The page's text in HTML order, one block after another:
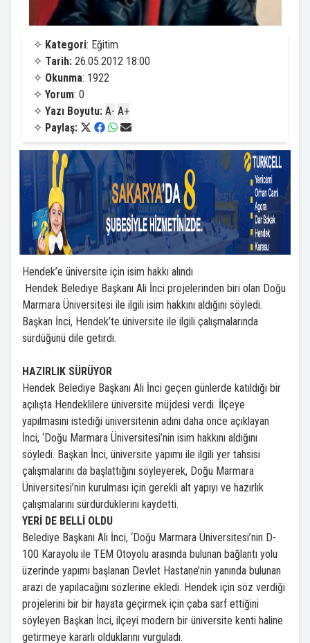
✧ Kategori: Eğitim
✧ Tarih: 26.05.2012 18:00
✧ Okunma: 1922
✧ Yorum: 0
✧ Yazı Boyutu: A- A+
✧ Paylaş:
Hendek’e üniversite için isim hakkı alındı
Hendek Belediye Başkanı Ali İnci projelerinden biri olan Doğu
Marmara Üniversitesi ile ilgili isim hakkını aldığını söyledi.
Başkan İnci, Hendek’te üniversite ile ilgili çalışmalarında
sürdüğünü dile getirdi.
HAZIRLIK SÜRÜYOR
Hendek Belediye Başkanı Ali İnci geçen günlerde katıldığı bir
açılışta Hendeklilere üniversite müjdesi verdi. İlçeye
yapılmasını istediği üniversitenin adını daha önce açıklayan
İnci, ‘Doğu Marmara Üniversitesi’nin isim hakkını aldığını
söyledi. Başkan İnci, üniversite yapımı ile ilgili yer tahsisi
çalışmalarını da başlattığını söyleyerek, Doğu Marmara
Üniversitesi’nin kurulması için gerekli alt yapıyı ve hazırlık
çalışmalarını sürdürdüklerini kaydetti.
YERİ DE BELLİ OLDU
Belediye Başkanı Ali İnci, ‘Doğu Marmara Üniversitesi’nin D-
100 Karayolu ile TEM Otoyolu arasında bulunan bağlantı yolu
üzerinde yapımı başlanan Devlet Hastane’nin yanında bulunan
arazi de yapılacağını sözlerine ekledi. Hendek için söz verdiği
projelerini bir bir hayata geçirmek için çaba sarf ettiğini
söyleyen Başkan İnci, ilçeyi modern bir üniversite kenti haline
getirmeye kararlı olduklarını vurguladı.